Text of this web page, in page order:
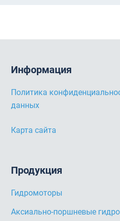
Информация
Политика
данных
Карта сайта
Продукция
Гидромоторы
Аксиально-поршневые